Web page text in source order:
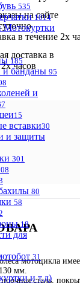
535
1014
Мотокуртки
185
банданы 95
и
15
вставки30
и защиты
301
80
58
18
для
31
и т.д)
на сайте
доставка в
часов
мотоцикла
мм.
сталь,